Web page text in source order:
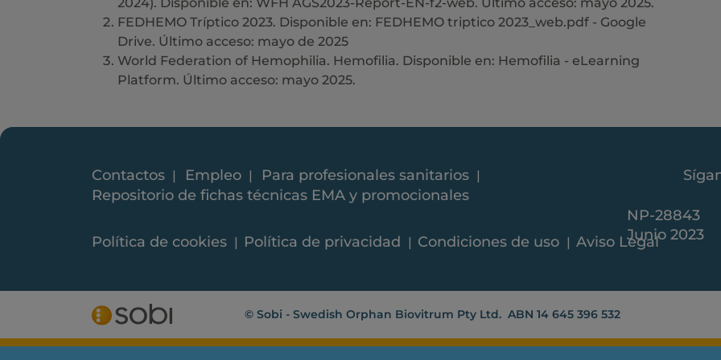
FEDHEMO Tríptico 2023. Disponible en: FEDHEMO triptico 2023_web.pdf - Google
Drive. Último acceso: mayo de 2025
World Federation of Hemophilia. Hemofilia. Disponible en: Hemofilia - eLearning
Platform. Último acceso: mayo 2025.
Contactos Empleo
Para profesionales sanitarios
Repositorio de fichas técnicas EMA y promocionales
NP-28843
Junio 2023
Política de cookies Política de privacidad Condiciones de uso Aviso Legal
© Sobi - Swedish Orphan Biovitrum Pty Ltd. ABN 14 645 396 532